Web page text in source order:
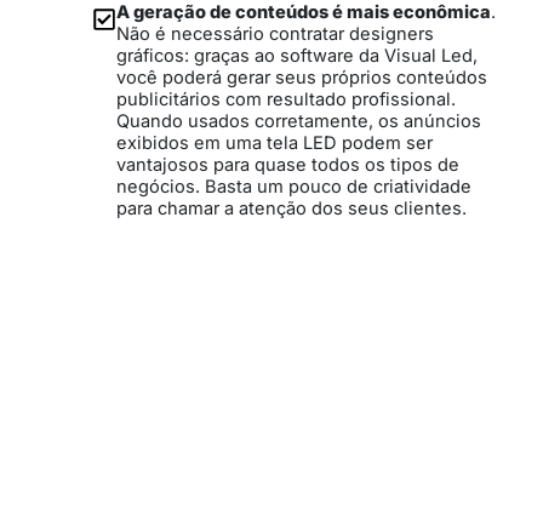
A geração de conteúdos é mais econômica.
Não é necessário contratar designers
gráficos: graças ao software da Visual Led,
você poderá gerar seus próprios conteúdos
publicitários com resultado profissional.
Quando usados corretamente, os anúncios
exibidos em uma tela LED podem ser
vantajosos para quase todos os tipos de
negócios. Basta um pouco de criatividade
para chamar a atenção dos seus clientes.